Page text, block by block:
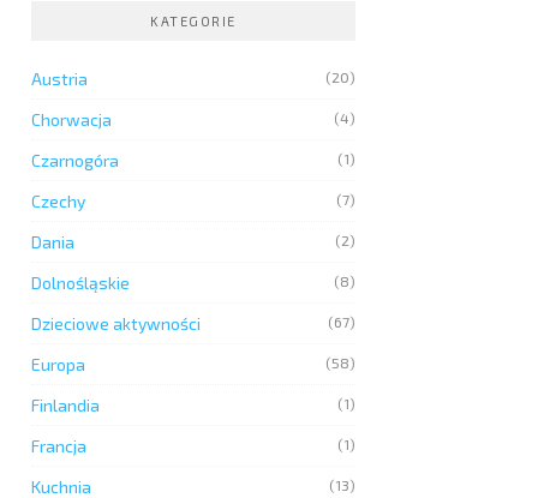
KATEGORIE
Austria (20)
Chorwacja (4)
Czarnogóra (1)
Czechy (7)
Dania (2)
Dolnośląskie (8)
Dzieciowe aktywności (67)
Europa (58)
Finlandia (1)
Francja (1)
Kuchnia (13)